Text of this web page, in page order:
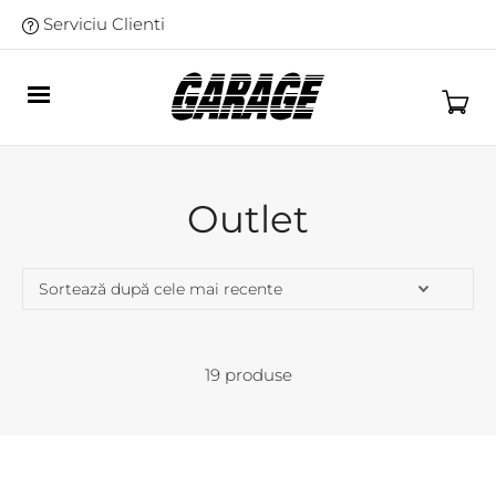
Serviciu Clienti
Outlet
19 produse